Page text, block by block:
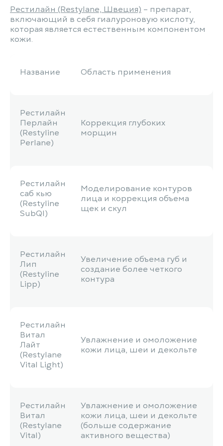
Рестилайн (Restylаne, Швеция) – препарат,
включающий в себя гиалуроновую кислоту,
которая является естественным компонентом
кожи.
Название Область применения
Рестилайн
Перлайн
(Restyline
Perlane)
Коррекция глубоких
морщин
Рестилайн
саб кью
(Restyline
SubQl)
Моделирование контуров
лица и коррекция объема
щек и скул
Рестилайн
Лип
(Restyline
Lipp)
Увеличение объема губ и
создание более четкого
контура
Рестилайн
Витал
Лайт
(Restylаne
Vital Light)
Увлажнение и омоложение
кожи лица, шеи и декольте
Рестилайн
Витал
(Restylаne
Vital)
Увлажнение и омоложение
кожи лица, шеи и декольте
(больше содержание
активного вещества)